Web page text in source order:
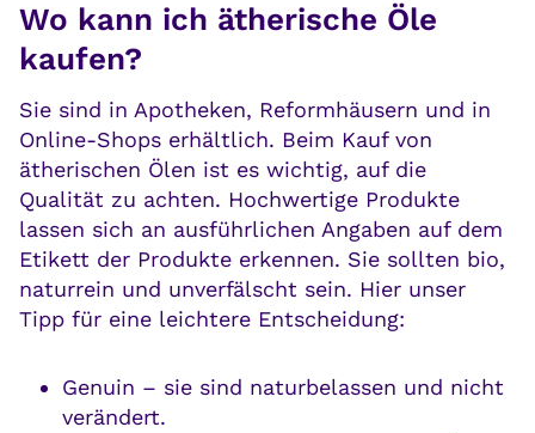
Wo kann ich ätherische Öle
kaufen?
Sie sind in Apotheken, Reformhäusern und in
Online-Shops erhältlich. Beim Kauf von
ätherischen Ölen ist es wichtig, auf die
Qualität zu achten. Hochwertige Produkte
lassen sich an ausführlichen Angaben auf dem
Etikett der Produkte erkennen. Sie sollten bio,
naturrein und unverfälscht sein. Hier unser
Tipp für eine leichtere Entscheidung:
Genuin – sie sind naturbelassen und nicht
verändert.